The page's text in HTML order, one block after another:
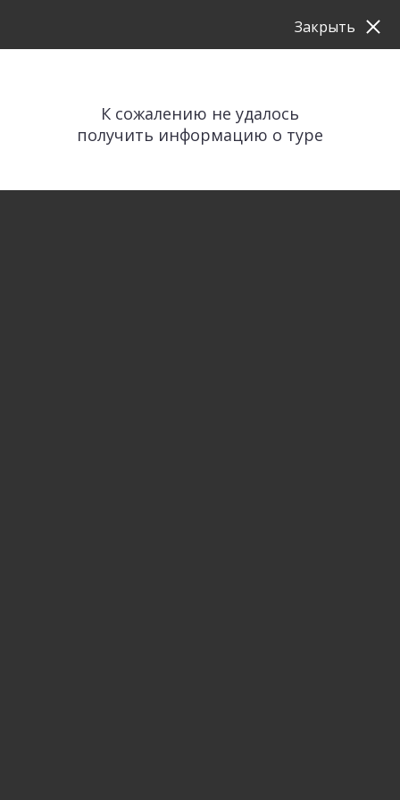
К сожалению не удалось
получить информацию о туре
Закрыть